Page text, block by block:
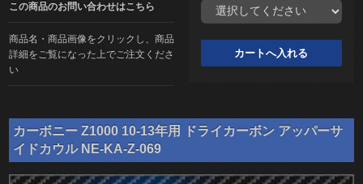
この商品のお問い合わせはこちら
商品名・商品画像をクリックし、商品
詳細をご覧になった上でご注文くださ
い
カーボニー Z1000 10-13年用 ドライカーボン アッパーサ
イドカウル NE-KA-Z-069